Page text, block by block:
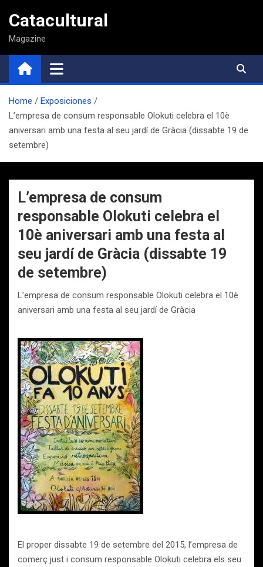
contenido
Catacultural
Magazine
Home
Exposiciones
L’empresa de consum responsable Olokuti celebra el 10è
aniversari amb una festa al seu jardí de Gràcia (dissabte 19 de
setembre)
L’empresa de consum
responsable Olokuti celebra el
10è aniversari amb una festa al
seu jardí de Gràcia (dissabte 19
de setembre)
L’empresa de consum responsable Olokuti celebra el 10è
aniversari amb una festa al seu jardí de Gràcia
El proper dissabte 19 de setembre del 2015, l’empresa de
comerç just i consum responsable Olokuti celebra els seu